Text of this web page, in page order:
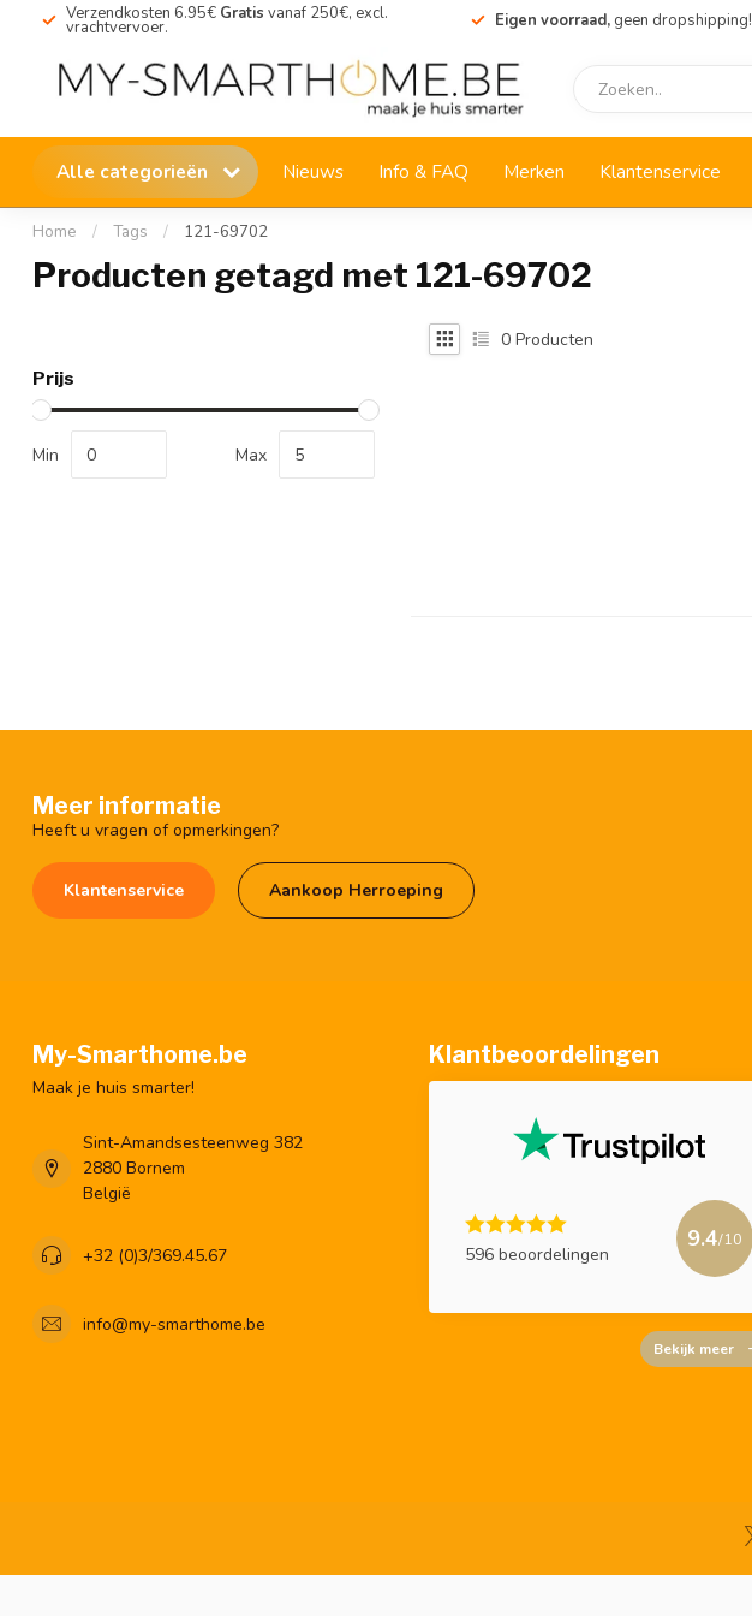
Verzendkosten 6.95€ Gratis vanaf 250€, excl.
vrachtvervoer. Eigen voorraad, geen dropshipping!
Alle categorieën Nieuws Info & FAQ Merken Klantenservice
Home / Tags / 121-69702
Producten getagd met 121-69702
Prijs
Min Max
0 Producten
Meer informatie
Heeft u vragen of opmerkingen?
Klantenservice Aankoop Herroeping
My-Smarthome.be
Maak je huis smarter!
Sint-Amandsesteenweg 382
2880 Bornem
België
+32 (0)3/369.45.67
info@my-smarthome.be
Klantbeoordelingen
596 beoordelingen
9.4/10
Bekijk meer